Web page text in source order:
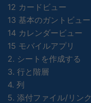
12 カードビュー
13 基本のガントビュー
14 カレンダービュー
15 モバイルアプリ
2. シートを作成する
3. 行と階層
4. 列
5. 添付ファイル/リンク